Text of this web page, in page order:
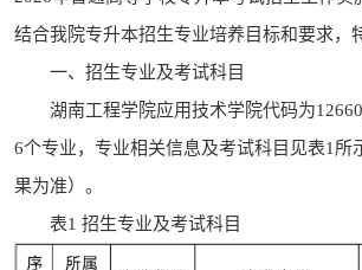
结合我院专升本招生专业培养目标和要求，
一、招生专业及考试科目
湖南工程学院应用技术学院代码为
6个专业，专业相关信息及考试科目见表1所
果为准）。
表1 招生专业及考试科目